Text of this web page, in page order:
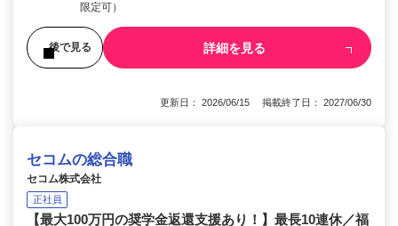
限定可）
後で見る 詳細を見る
更新日： 2026/06/15 掲載終了日： 2027/06/30
セコムの総合職
セコム株式会社
正社員
【最大100万円の奨学金返還支援あり！】最長10連休／福